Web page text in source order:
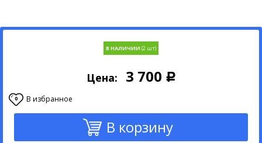
В НАЛИЧИИ
Цена: 3 700 Р
0 В избранное
В корзину